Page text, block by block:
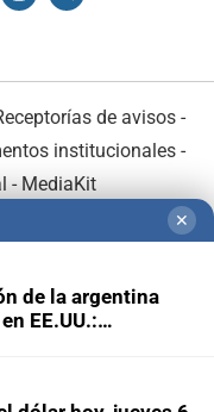
de avisos -
institucionales-
- MediaKit
✕
de la argentina
EE.UU.: